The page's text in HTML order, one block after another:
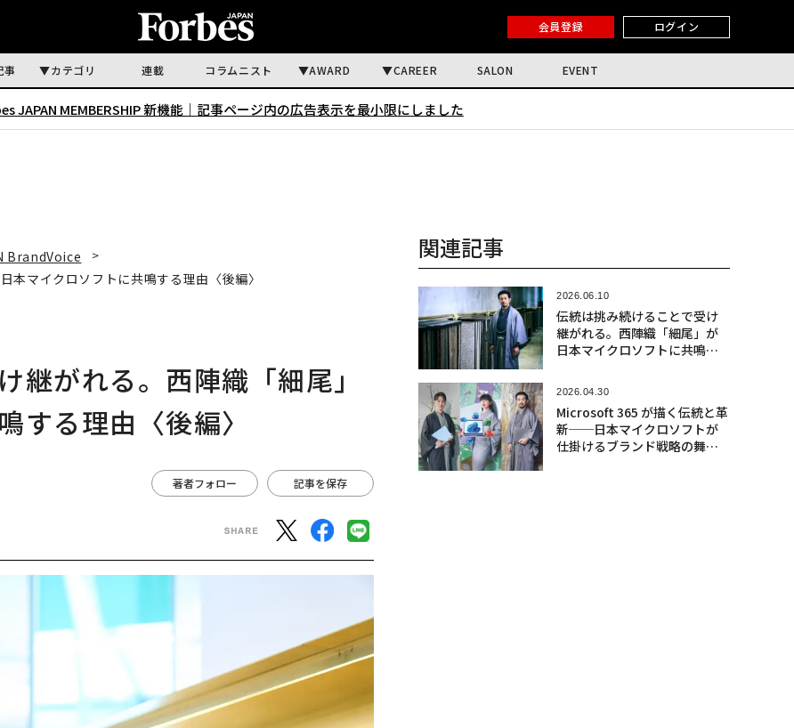
会員登録 ログイン
事 カテゴリ 連載 コラムニスト AWARD CAREER SALON EVENT
JAPAN MEMBERSHIP 新機能｜ 記事ページ内の広告表示を最小限にしました
BrandVoice
本マイクロソフトに共鳴する理由〈後編〉
継がれる。西陣織「細尾」
する理由〈後編〉
著者フォロー 記事を保存
関連記事
2026.06.10
伝統は挑み続けることで受け
継がれる。西陣織「細尾」が
日本マイクロソフトに共鳴す
2026.04.30
Microsoft 365 が描く伝統と革
新──日本マイクロソフトが
仕掛けるブランド戦略の舞台